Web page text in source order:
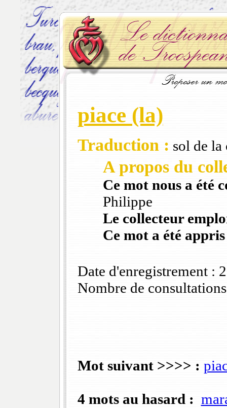
piace (la)
Traduction : sol de la
A propos du
Ce mot nous a été
Philippe
Le collecteur
Ce mot a été
Date d'enregistrement :
Nombre de
Mot suivant >>>> :
4 mots au hasard :